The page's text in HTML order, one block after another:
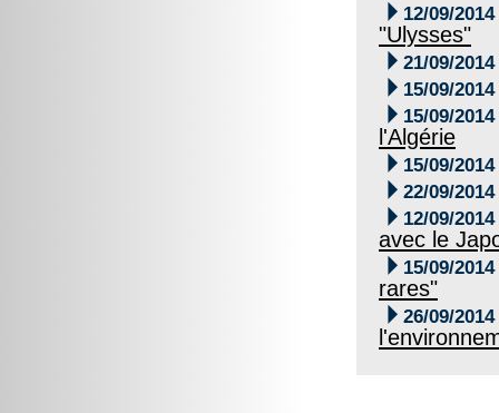
 12/09/2014
"Ulysses"
 21/09/2014
 15/09/2014
 15/09/2014
l'Algérie
 15/09/2014
 22/09/2014
 12/09/2014
avec le
 15/09/2014
rares"
 26/09/2014